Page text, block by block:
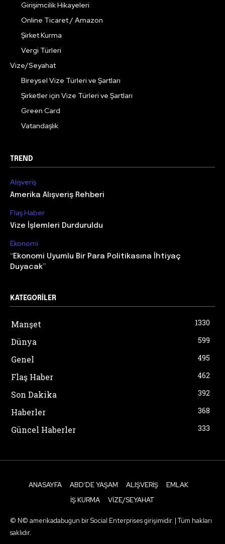
Girişimcilik Hikayeleri
Online Ticaret / Amazon
Şirket Kurma
Vergi Türleri
Vize/Seyahat
Bireysel Vize Türleri ve Şartları
Şirketler için Vize Türleri ve Şartları
Green Card
Vatandaşlık
TREND
Alışveriş
Amerika Alışveriş Rehberi
Flaş Haber
Vize İşlemleri Durduruldu
Ekonomi
“Ekonomi Uyumlu Bir Para Politikasına İhtiyaç
Duyacak”
KATEGORILER
Manşet 1330
Dünya 599
Genel 495
Flaş Haber 462
Son Dakika 392
Haberler 368
Güncel Haberler 333
ANASAYFA ABD’DE YAŞAM ALIŞVERIŞ
EMLAK
İŞ KURMA
VIZE/SEYAHAT
© N© amerikadabugun bir Social Enterprises girişimidir. | Tüm hakları
saklıdır.